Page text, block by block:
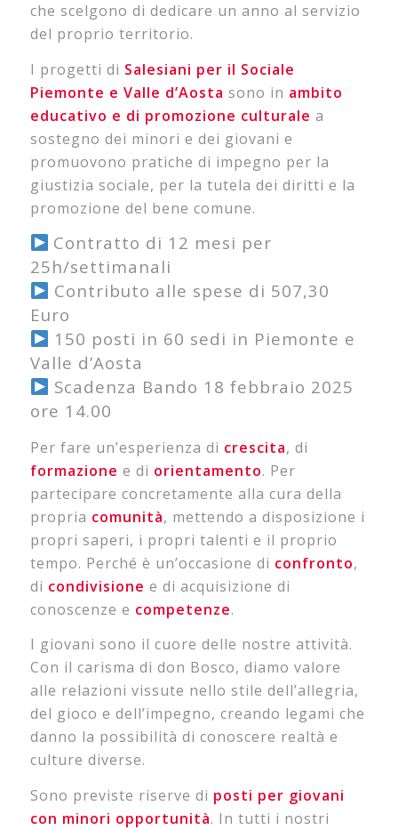
che scelgono di dedicare un anno al servizio
del proprio territorio.
I progetti di Salesiani per il Sociale
Piemonte e Valle d’Aosta sono in ambito
educativo e di promozione culturale a
sostegno dei minori e dei giovani e
promuovono pratiche di impegno per la
giustizia sociale, per la tutela dei diritti e la
promozione del bene comune.
Contratto di 12 mesi per
25h/settimanali
Contributo alle spese di 507,30
Euro
150 posti in 60 sedi in Piemonte e
Valle d’Aosta
Scadenza Bando 18 febbraio 2025
ore 14.00
Per fare un’esperienza di crescita, di
formazione e di orientamento. Per
partecipare concretamente alla cura della
propria comunità, mettendo a disposizione i
propri saperi, i propri talenti e il proprio
tempo. Perché è un’occasione di confronto,
di condivisione e di acquisizione di
conoscenze e competenze.
I giovani sono il cuore delle nostre attività.
Con il carisma di don Bosco, diamo valore
alle relazioni vissute nello stile dell’allegria,
del gioco e dell’impegno, creando legami che
danno la possibilità di conoscere realtà e
culture diverse.
Sono previste riserve di posti per giovani
con minori opportunità. In tutti i nostri